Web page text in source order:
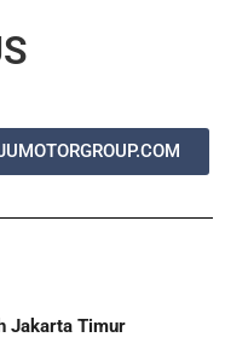
Jakarta Timur